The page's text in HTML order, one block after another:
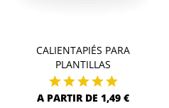
CALIENTAPIÉS PARA
PLANTILLAS
A PARTIR DE 1,49 €